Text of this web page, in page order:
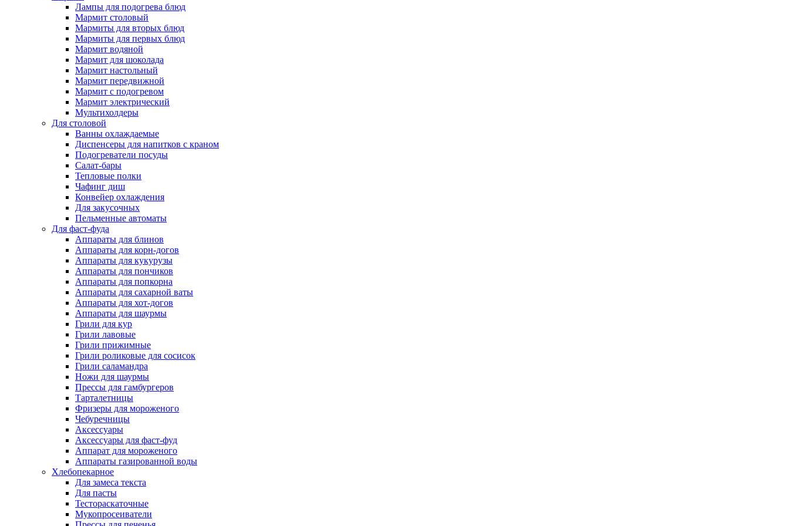
Лампы для подогрева блюд
Мармит столовый
Мармиты для вторых блюд
Мармиты для первых блюд
Мармит водяной
Мармит для шоколада
Мармит настольный
Мармит передвижной
Мармит с подогревом
Мармит электрический
Мультихолдеры
Для столовой
Ванны охлаждаемые
Диспенсеры для напитков с краном
Подогреватели посуды
Салат-бары
Тепловые полки
Чафинг диш
Конвейер охлаждения
Для закусочных
Пельменные автоматы
Для фаст-фуда
Аппараты для блинов
Аппараты для корн-догов
Аппараты для кукурузы
Аппараты для пончиков
Аппараты для попкорна
Аппараты для сахарной ваты
Аппараты для хот-догов
Аппараты для шаурмы
Грили для кур
Грили лавовые
Грили прижимные
Грили роликовые для сосисок
Грили саламандра
Ножи для шаурмы
Прессы для гамбургеров
Тарталетницы
Фризеры для мороженого
Чебуречницы
Аксессуары
Аксессуары для фаст-фуд
Аппарат для мороженого
Аппараты газированной воды
Хлебопекарное
Для замеса текста
Для пасты
Тестораскаточные
Мукопросеиватели